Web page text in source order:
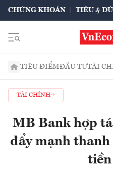
CHỨNG KHOÁN TIÊU &
TIÊU ĐIỂMĐẦU TƯTÀI
TÀI CHÍNH
MB Bank hợp
đẩy mạnh